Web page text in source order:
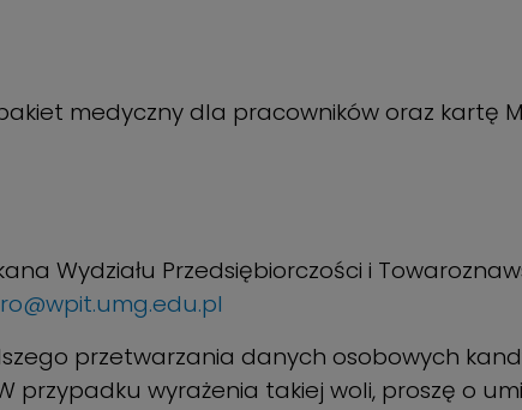
medyczny dla pracowników oraz kartę
Wydziału Przedsiębiorczości i
przetwarzania danych osobowych
przypadku wyrażenia takiej woli, proszę o